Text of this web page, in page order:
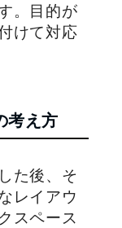
。目的が
けて対応
考え方
た後、そ
レイアウ
スペース